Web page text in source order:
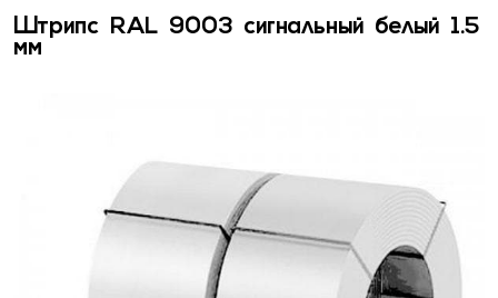
Штрипс RAL 9003 сигнальный белый 1.5
мм